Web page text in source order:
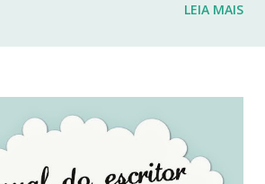
têm impactado profundamente
quando — ou se — retornarei. Neste
precisa ser cuidar da minha
de vida dentro das limitações que
LEIA MAIS